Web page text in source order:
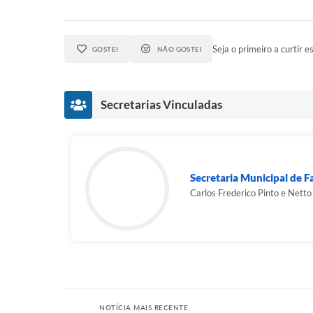
GOSTEI NÃO GOSTEI Seja o primeiro a curtir
Secretarias Vinculadas
Secretaria Municipal de
Carlos Frederico Pinto e Netto
NOTÍCIA MAIS RECENTE